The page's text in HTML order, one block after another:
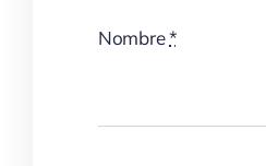
Nombre*